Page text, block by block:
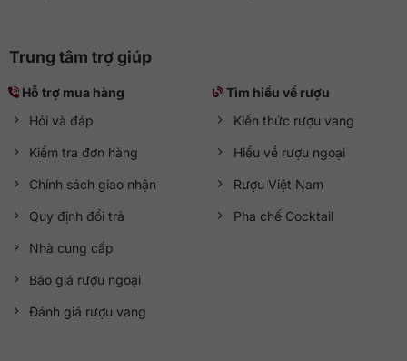
Trung tâm trợ giúp
Hỗ trợ mua hàng
Hỏi và đáp
Kiểm tra đơn hàng
Chính sách giao nhận
Quy định đổi trả
Nhà cung cấp
Báo giá rượu ngoại
Đánh giá rượu vang
Tìm hiểu về rượu
Kiến thức rượu vang
Hiểu về rượu ngoại
Rượu Việt Nam
Pha chế Cocktail